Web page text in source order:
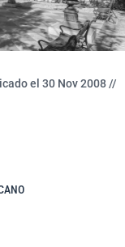
el 30 Nov 2008 //